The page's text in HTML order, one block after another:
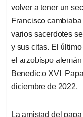
volver a tener un
Francisco
varios sacerdotes
y sus citas. El
el arzobispo
Benedicto XVI,
diciembre de 2022.
La amistad del